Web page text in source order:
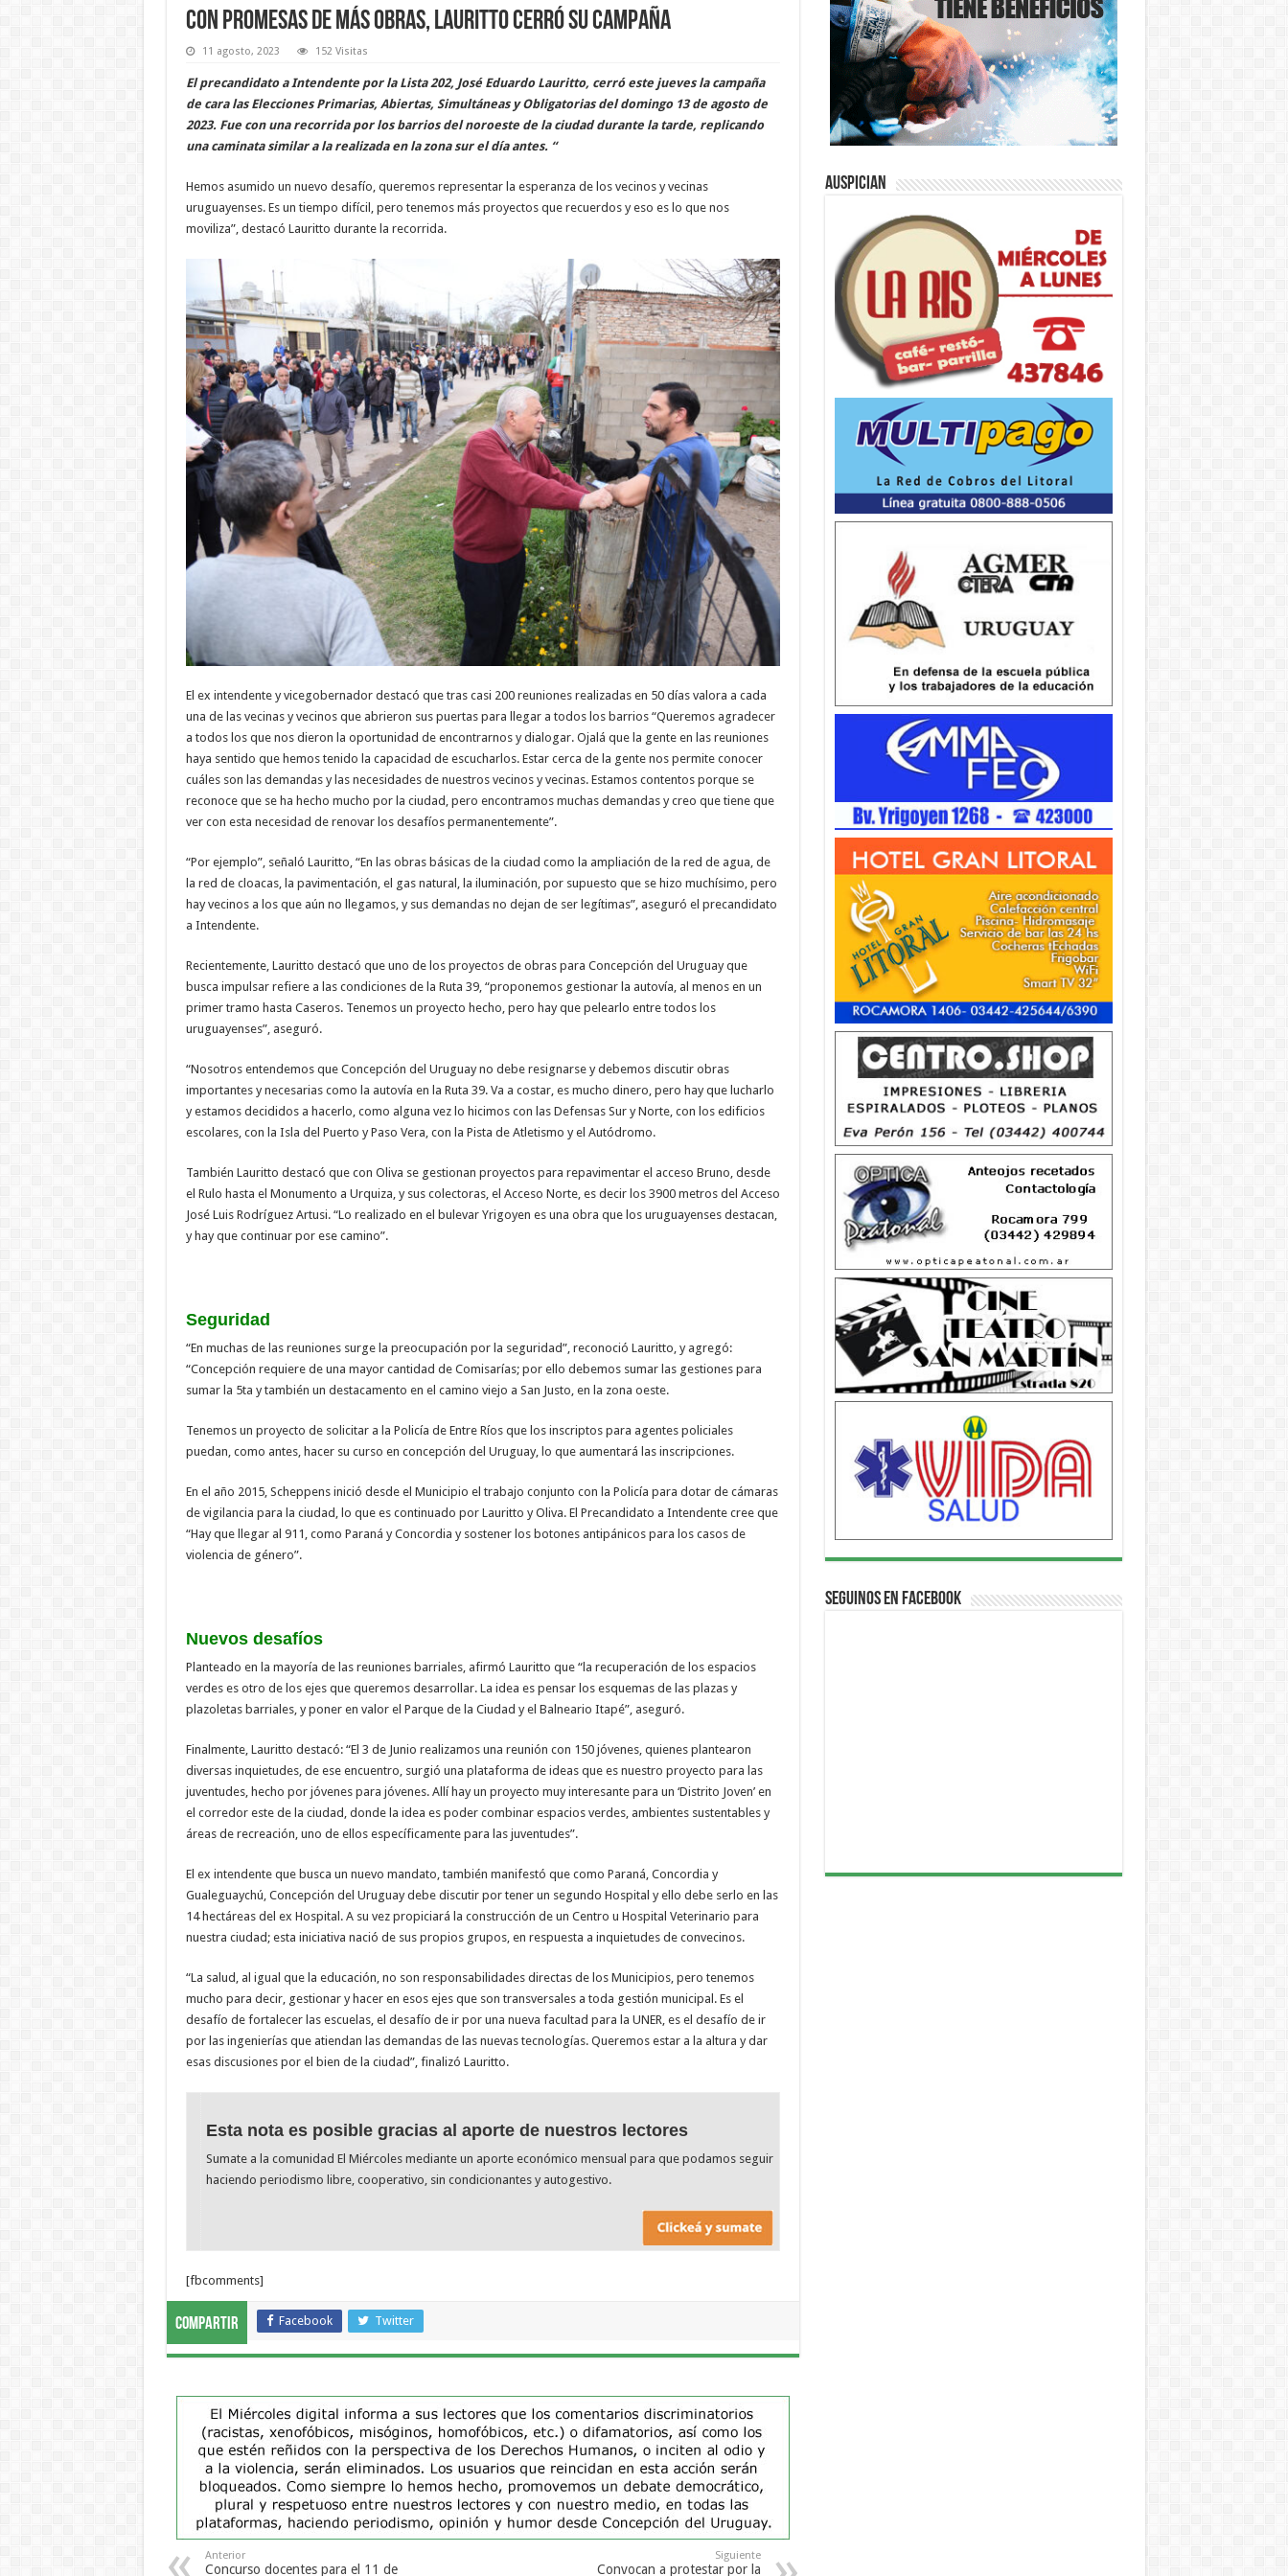
Con promesas de más obras, Lauritto cerró su campaña
11 agosto, 2023 152 Visitas
El precandidato a Intendente por la Lista 202, José Eduardo Lauritto, cerró este jueves la campaña
de cara las Elecciones Primarias, Abiertas, Simultáneas y Obligatorias del domingo 13 de agosto de
2023. Fue con una recorrida por los barrios del noroeste de la ciudad durante la tarde, replicando
una caminata similar a la realizada en la zona sur el día antes. “
Hemos asumido un nuevo desafío, queremos representar la esperanza de los vecinos y vecinas
uruguayenses. Es un tiempo difícil, pero tenemos más proyectos que recuerdos y eso es lo que nos
moviliza”, destacó Lauritto durante la recorrida.
El ex intendente y vicegobernador destacó que tras casi 200 reuniones realizadas en 50 días valora a cada
una de las vecinas y vecinos que abrieron sus puertas para llegar a todos los barrios “Queremos agradecer
a todos los que nos dieron la oportunidad de encontrarnos y dialogar. Ojalá que la gente en las reuniones
haya sentido que hemos tenido la capacidad de escucharlos. Estar cerca de la gente nos permite conocer
cuáles son las demandas y las necesidades de nuestros vecinos y vecinas. Estamos contentos porque se
reconoce que se ha hecho mucho por la ciudad, pero encontramos muchas demandas y creo que tiene que
ver con esta necesidad de renovar los desafíos permanentemente”.
“Por ejemplo”, señaló Lauritto, “En las obras básicas de la ciudad como la ampliación de la red de agua, de
la red de cloacas, la pavimentación, el gas natural, la iluminación, por supuesto que se hizo muchísimo, pero
hay vecinos a los que aún no llegamos, y sus demandas no dejan de ser legítimas”, aseguró el precandidato
a Intendente.
Recientemente, Lauritto destacó que uno de los proyectos de obras para Concepción del Uruguay que
busca impulsar refiere a las condiciones de la Ruta 39, “proponemos gestionar la autovía, al menos en un
primer tramo hasta Caseros. Tenemos un proyecto hecho, pero hay que pelearlo entre todos los
uruguayenses”, aseguró.
“Nosotros entendemos que Concepción del Uruguay no debe resignarse y debemos discutir obras
importantes y necesarias como la autovía en la Ruta 39. Va a costar, es mucho dinero, pero hay que lucharlo
y estamos decididos a hacerlo, como alguna vez lo hicimos con las Defensas Sur y Norte, con los edificios
escolares, con la Isla del Puerto y Paso Vera, con la Pista de Atletismo y el Autódromo.
También Lauritto destacó que con Oliva se gestionan proyectos para repavimentar el acceso Bruno, desde
el Rulo hasta el Monumento a Urquiza, y sus colectoras, el Acceso Norte, es decir los 3900 metros del Acceso
José Luis Rodríguez Artusi. “Lo realizado en el bulevar Yrigoyen es una obra que los uruguayenses destacan,
y hay que continuar por ese camino”.
Seguridad
“En muchas de las reuniones surge la preocupación por la seguridad”, reconoció Lauritto, y agregó:
“Concepción requiere de una mayor cantidad de Comisarías; por ello debemos sumar las gestiones para
sumar la 5ta y también un destacamento en el camino viejo a San Justo, en la zona oeste.
Tenemos un proyecto de solicitar a la Policía de Entre Ríos que los inscriptos para agentes policiales
puedan, como antes, hacer su curso en concepción del Uruguay, lo que aumentará las inscripciones.
En el año 2015, Scheppens inició desde el Municipio el trabajo conjunto con la Policía para dotar de cámaras
de vigilancia para la ciudad, lo que es continuado por Lauritto y Oliva. El Precandidato a Intendente cree que
“Hay que llegar al 911, como Paraná y Concordia y sostener los botones antipánicos para los casos de
violencia de género”.
Nuevos desafíos
Planteado en la mayoría de las reuniones barriales, afirmó Lauritto que “la recuperación de los espacios
verdes es otro de los ejes que queremos desarrollar. La idea es pensar los esquemas de las plazas y
plazoletas barriales, y poner en valor el Parque de la Ciudad y el Balneario Itapé”, aseguró.
Finalmente, Lauritto destacó: “El 3 de Junio realizamos una reunión con 150 jóvenes, quienes plantearon
diversas inquietudes, de ese encuentro, surgió una plataforma de ideas que es nuestro proyecto para las
juventudes, hecho por jóvenes para jóvenes. Allí hay un proyecto muy interesante para un ‘Distrito Joven’ en
el corredor este de la ciudad, donde la idea es poder combinar espacios verdes, ambientes sustentables y
áreas de recreación, uno de ellos específicamente para las juventudes”.
El ex intendente que busca un nuevo mandato, también manifestó que como Paraná, Concordia y
Gualeguaychú, Concepción del Uruguay debe discutir por tener un segundo Hospital y ello debe serlo en las
14 hectáreas del ex Hospital. A su vez propiciará la construcción de un Centro u Hospital Veterinario para
nuestra ciudad; esta iniciativa nació de sus propios grupos, en respuesta a inquietudes de convecinos.
“La salud, al igual que la educación, no son responsabilidades directas de los Municipios, pero tenemos
mucho para decir, gestionar y hacer en esos ejes que son transversales a toda gestión municipal. Es el
desafío de fortalecer las escuelas, el desafío de ir por una nueva facultad para la UNER, es el desafío de ir
por las ingenierías que atiendan las demandas de las nuevas tecnologías. Queremos estar a la altura y dar
esas discusiones por el bien de la ciudad”, finalizó Lauritto.
Esta nota es posible gracias al aporte de nuestros lectores
Sumate a la comunidad El Miércoles mediante un aporte económico mensual para que podamos seguir
haciendo periodismo libre, cooperativo, sin condicionantes y autogestivo.
[fbcomments]
Compartir Facebook Twitter
Anterior
Concurso docentes para el 11 de
Siguiente
Convocan a protestar por la
Auspician
Seguinos en Facebook